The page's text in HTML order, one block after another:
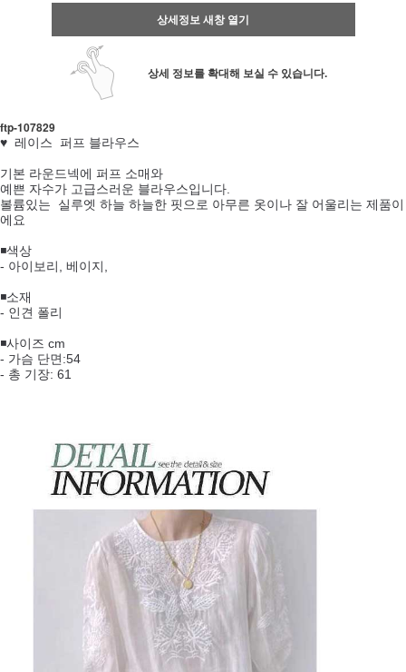
상세정보 새창 열기
상세 정보를 확대해 보실 수 있습니다.
ftp- 107829
♥ 레이스 퍼프 블라우스
기본 라운드넥에 퍼프 소매와
예쁜 자수가 고급스러운 블라우스입니다.
볼륨있는 실루엣 하늘 하늘한 핏으로 아무른 옷이나 잘 어울리는 제품이
에요
◾색상
- 아이보리, 베이지,
◾소재
- 인견 폴리
◾사이즈 cm
- 가슴 단면:54
- 총 기장: 61